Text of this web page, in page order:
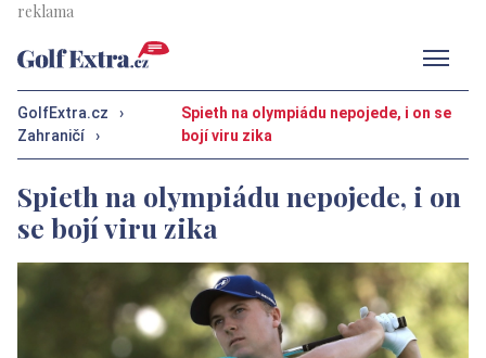
GolfExtra.cz
›
Zahraničí
›
Spieth na olympiádu nepojede, i on se
bojí viru zika
Spieth na olympiádu nepojede, i on
se bojí viru zika